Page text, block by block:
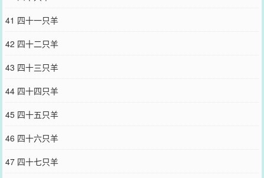
41 四十一只羊
42 四十二只羊
43 四十三只羊
44 四十四只羊
45 四十五只羊
46 四十六只羊
47 四十七只羊